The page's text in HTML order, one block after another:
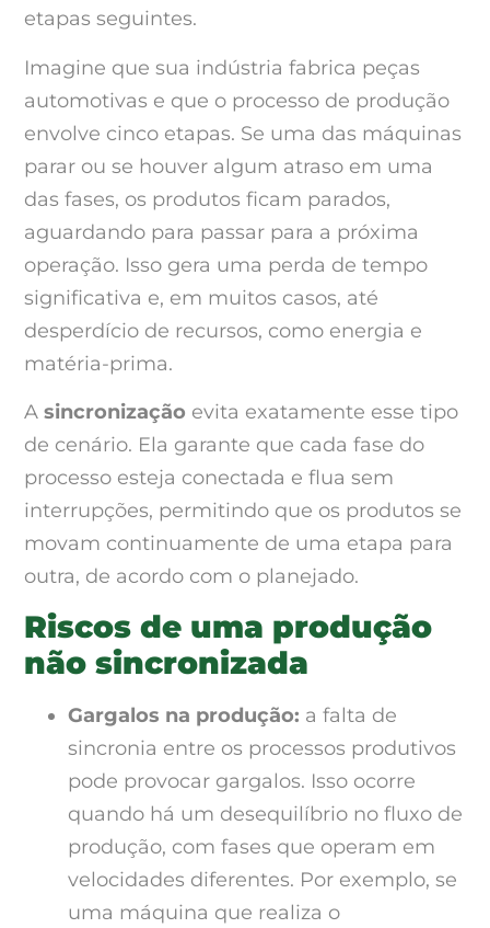
etapas seguintes.
Imagine que sua indústria fabrica peças
automotivas e que o processo de produção
envolve cinco etapas. Se uma das máquinas
parar ou se houver algum atraso em uma
das fases, os produtos ficam parados,
aguardando para passar para a próxima
operação. Isso gera uma perda de tempo
significativa e, em muitos casos, até
desperdício de recursos, como energia e
matéria-prima.
A sincronização evita exatamente esse tipo
de cenário. Ela garante que cada fase do
processo esteja conectada e flua sem
interrupções, permitindo que os produtos se
movam continuamente de uma etapa para
outra, de acordo com o planejado.
Riscos de uma produção
não sincronizada
Gargalos na produção: a falta de
sincronia entre os processos produtivos
pode provocar gargalos. Isso ocorre
quando há um desequilíbrio no fluxo de
produção, com fases que operam em
velocidades diferentes. Por exemplo, se
uma máquina que realiza o